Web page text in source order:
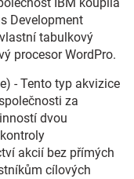
Development
tabulkový
procesor WordPro.
- Tento typ akvizice
za
dvou
akcií bez přímých
cílových